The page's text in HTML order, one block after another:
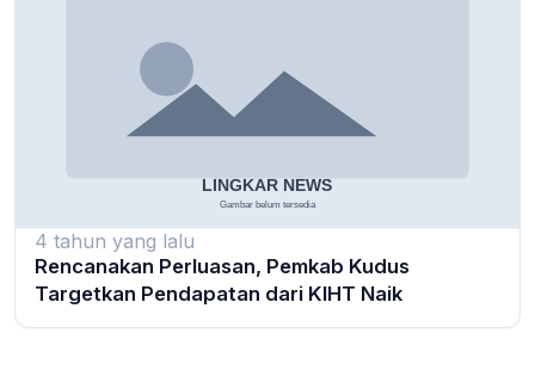
4 tahun yang lalu
Rencanakan Perluasan, Pemkab Kudus
Targetkan Pendapatan dari KIHT Naik